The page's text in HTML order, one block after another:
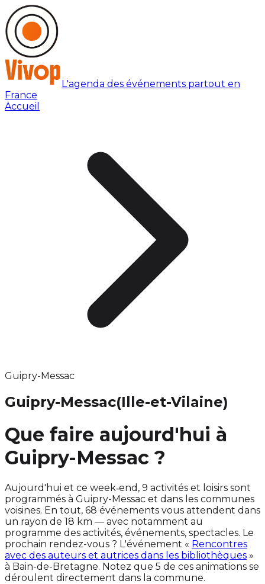
L'agenda des événements partout en
France
Accueil
Guipry-Messac
Guipry-Messac(Ille-et-Vilaine)
Que faire aujourd'hui à
Guipry-Messac ?
Aujourd'hui et ce week‑end, 9 activités et loisirs sont
programmés à Guipry-Messac et dans les communes
voisines. En tout, 68 événements vous attendent dans
un rayon de 18 km — avec notamment au
programme des activités, événements, spectacles. Le
prochain rendez-vous ? L'événement « Rencontres
avec des auteurs et autrices dans les bibliothèques »
à Bain-de-Bretagne. Notez que 5 de ces animations se
déroulent directement dans la commune.